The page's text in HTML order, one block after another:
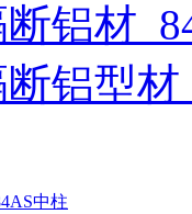
铝材
铝型材
中柱